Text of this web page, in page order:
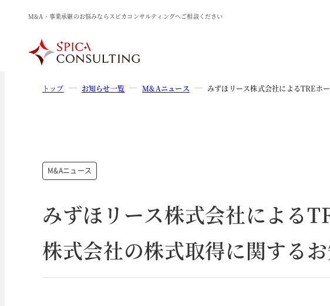
M&A・事業承継のお悩みならスピカコンサルティングへご相談ください
トップ お知らせ一覧 M&Aニュース みずほリース株式会社によるTREホ
M&Aニュース
みずほリース株式会社による
株式会社の株式取得に関する